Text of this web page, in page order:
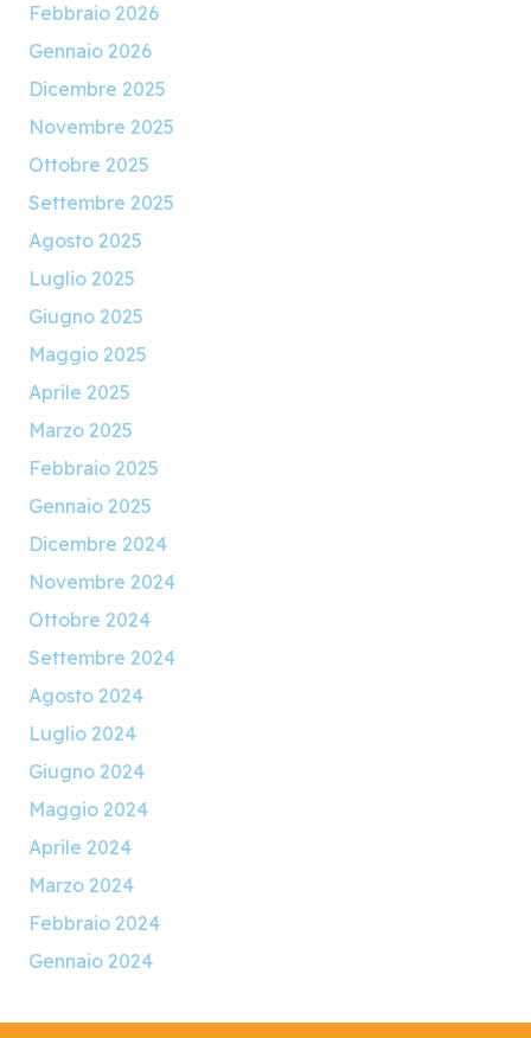
Febbraio 2026
Gennaio 2026
Dicembre 2025
Novembre 2025
Ottobre 2025
Settembre 2025
Agosto 2025
Luglio 2025
Giugno 2025
Maggio 2025
Aprile 2025
Marzo 2025
Febbraio 2025
Gennaio 2025
Dicembre 2024
Novembre 2024
Ottobre 2024
Settembre 2024
Agosto 2024
Luglio 2024
Giugno 2024
Maggio 2024
Aprile 2024
Marzo 2024
Febbraio 2024
Gennaio 2024